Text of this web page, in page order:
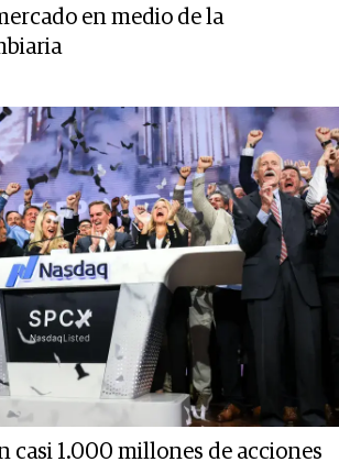
en medio de la
casi 1.000 millones de acciones